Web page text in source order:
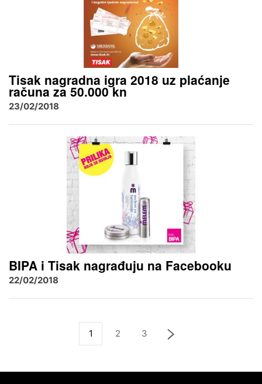
Tisak nagradna igra 2018 uz plaćanje
računa za 50.000 kn
23/02/2018
BIPA i Tisak nagrađuju na Facebooku
22/02/2018
1 2 3